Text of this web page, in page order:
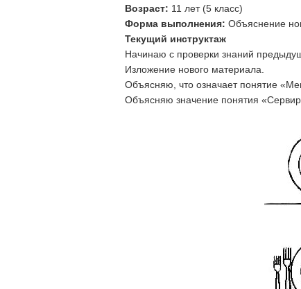
Возраст: 11 лет (5 класс)
Форма выполнения: Объяснение
Текущий инструктаж
Начинаю с проверки знаний
Изложение нового материала.
Объясняю, что означает понятие
Объясняю значение понятия